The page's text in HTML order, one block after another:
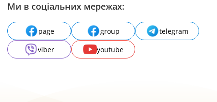
Ми в соціальних мережах:
page group
telegram
viber
youtube